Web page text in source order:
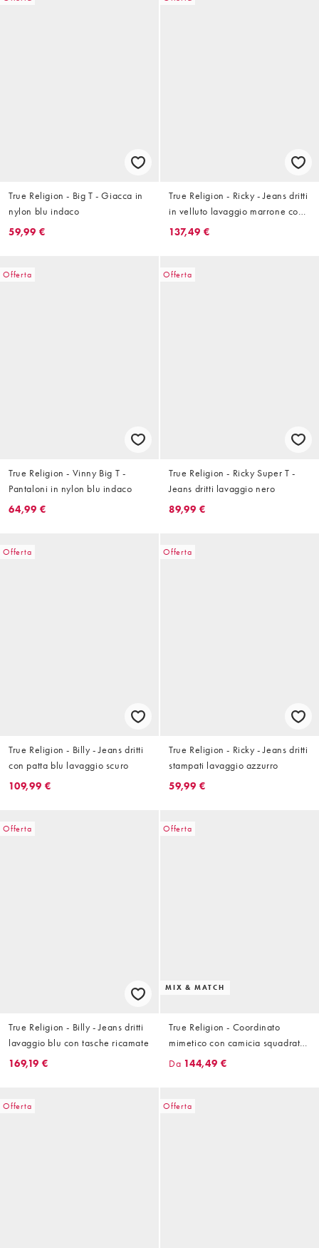
True Religion - Big T - Giacca in
nylon blu indaco
59,99 €
True Religion - Ricky - Jeans dritti
in velluto lavaggio marrone con
tasche con patta
137,49 €
Offerta
True Religion - Vinny Big T -
Pantaloni in nylon blu indaco
64,99 €
Offerta
True Religion - Ricky Super T -
Jeans dritti lavaggio nero
89,99 €
Offerta
True Religion - Billy - Jeans dritti
con patta blu lavaggio scuro
109,99 €
Offerta
True Religion - Ricky - Jeans dritti
stampati lavaggio azzurro
59,99 €
Offerta
True Religion - Billy - Jeans dritti
lavaggio blu con tasche ricamate
169,19 €
Offerta
MIX & MATCH
True Religion - Coordinato
mimetico con camicia squadrata
e pantaloncini
Da 144,49 €
Offerta Offerta